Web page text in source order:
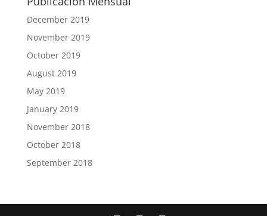
December 2019
November 2019
October 2019
August 2019
May 2019
January 2019
November 2018
October 2018
September 2018